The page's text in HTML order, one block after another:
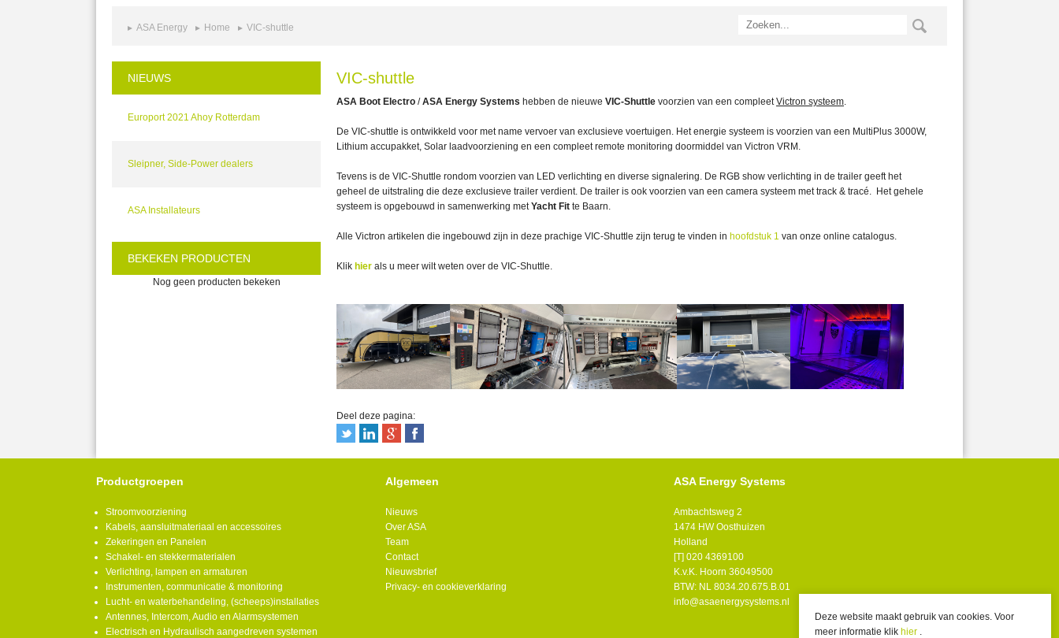
ASA Energy Home VIC-shuttle
NIEUWS
Europort 2021 Ahoy Rotterdam
Sleipner, Side-Power dealers
ASA Installateurs
BEKEKEN PRODUCTEN
Nog geen producten bekeken
VIC-shuttle
ASA Boot Electro /ASA Energy Systems hebben de nieuwe VIC-Shuttle voorzien van een compleetVictron systeem.
De VIC-shuttle is ontwikkeld voor met name vervoer van exclusieve voertuigen. Het energie systeem is voorzien van een MultiPlus 3000W,
Lithium accupakket, Solar laadvoorziening en een compleet remote monitoring doormiddel van Victron VRM.
Tevens is de VIC-Shuttle rondom voorzien van LED verlichting en diverse signalering. De RGB show verlichting in de trailer geeft het
geheel de uitstraling die deze exclusieve trailer verdient. De trailer is ook voorzien van een camera systeem met track & tracé. Het gehele
systeem is opgebouwd in samenwerking metYacht Fit te Baarn.
Alle Victron artikelen die ingebouwd zijn in deze prachige VIC-Shuttle zijn terug te vinden in hoofdstuk 1 van onze online catalogus.
Klik hier als u meer wilt weten over de VIC-Shuttle.
Deel deze pagina:
Deze website maakt gebruik van cookies. Voor
meer informatie klik hier .
Productgroepen
Stroomvoorziening
Kabels, aansluitmateriaal en accessoires
Zekeringen en Panelen
Schakel- en stekkermaterialen
Verlichting, lampen en armaturen
Instrumenten, communicatie & monitoring
Lucht- en waterbehandeling, (scheeps)installaties
Antennes, Intercom, Audio en Alarmsystemen
Electrisch en Hydraulisch aangedreven systemen
Algemeen
Nieuws
Over ASA
Team
Contact
Nieuwsbrief
Privacy- en cookieverklaring
ASA Energy Systems
Ambachtsweg 2
1474 HW Oosthuizen
Holland
[T] 020 4369100
K.v.K. Hoorn 36049500
BTW: NL 8034.20.675.B.01
info@asaenergysystems.nl